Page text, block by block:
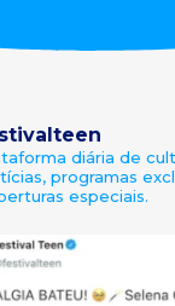
diária de
programas
especiais.